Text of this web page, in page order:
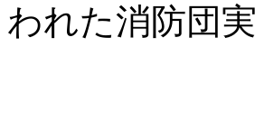
われた消防団